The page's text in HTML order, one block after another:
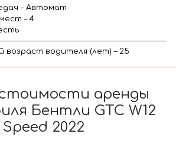
– Автомат
– 4
возраст водителя (лет) – 25
аренды
Бентли GTC W12
Speed 2022